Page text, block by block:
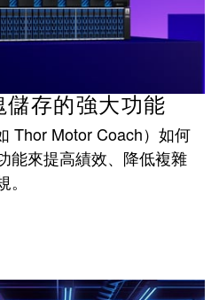
儲存的強大功能
Thor Motor Coach）如何
能來提高績效、降低複雜